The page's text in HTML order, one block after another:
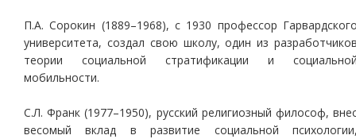
П.А. Сорокин (1889–1968), с 1930 профессор
университета, создал свою школу, один из
теории социальной стратификации и
мобильности.
С.Л. Франк (1977–1950), русский религиозный философ,
весомый вклад в развитие социальной